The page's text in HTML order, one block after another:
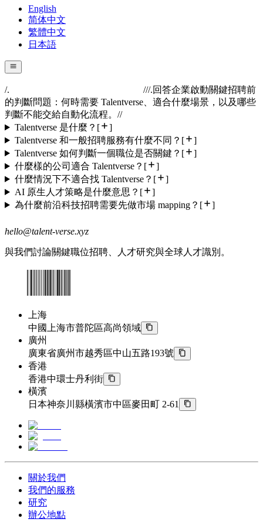
English
简体中文
繁體中文
日本語
/. ///.回答企業啟動關鍵招聘前
的判斷問題：何時需要 Talentverse、適合什麼場景，以及哪些
判斷不能交給自動化流程。 //
Talentverse 是什麼？ [
]
Talentverse 和一般招聘服務有什麼不同？ [
]
Talentverse 如何判斷一個職位是否關鍵？ [
]
什麼樣的公司適合 Talentverse？ [
]
什麼情況下不適合找 Talentverse？ [
]
AI 原生人才策略是什麼意思？ [
]
為什麼前沿科技招聘需要先做市場 mapping？ [ ]
hello@talent-verse.xyz
與我們討論關鍵職位招聘、人才研究與全球人才識別。
上海
中國上海市普陀區高尚領域
廣州
廣東省廣州市越秀區中山五路193號
香港
香港中環士丹利街
橫濱
日本神奈川縣橫濱市中區麥田町 2-61
關於我們
我們的服務
研究
辦公地點